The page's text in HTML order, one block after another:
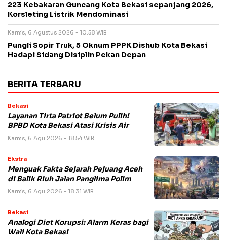
223 Kebakaran Guncang Kota Bekasi sepanjang 2026,
Korsleting Listrik Mendominasi
Kamis, 6 Agustus 2026 - 10:58 WIB
Pungli Sopir Truk, 5 Oknum PPPK Dishub Kota Bekasi
Hadapi Sidang Disiplin Pekan Depan
BERITA TERBARU
Bekasi
Layanan Tirta Patriot Belum Pulih!
BPBD Kota Bekasi Atasi Krisis Air
Kamis, 6 Agu 2026 - 18:54 WIB
Ekstra
Menguak Fakta Sejarah Pejuang Aceh
di Balik Riuh Jalan Panglima Polim
Kamis, 6 Agu 2026 - 18:31 WIB
Bekasi
Analogi Diet Korupsi: Alarm Keras bagi
Wali Kota Bekasi